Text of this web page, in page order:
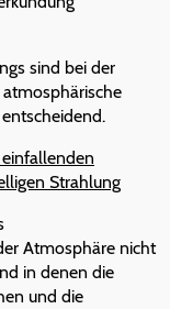
sind bei der
Strahlung
Atmosphäre nicht
in denen die
und die